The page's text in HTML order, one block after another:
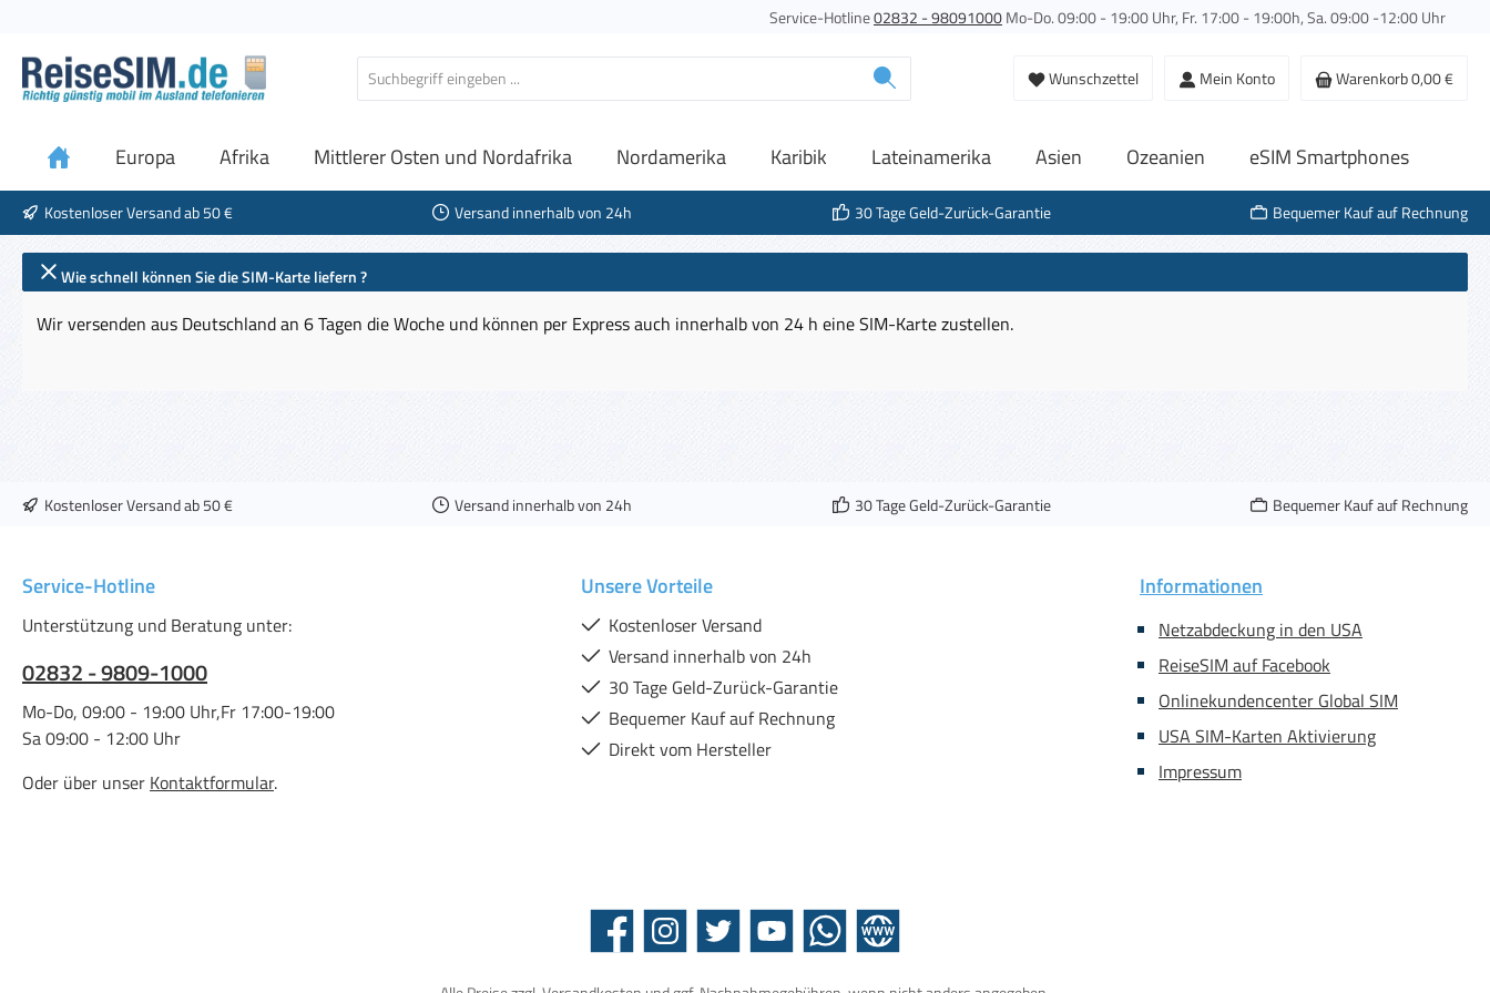
Service-Hotline02832 - 98091000Mo-Do. 09:00 - 19:00 Uhr, Fr. 17:00 - 19:00h, Sa. 09:00 -12:00 Uhr
WunschzettelDu hast 0 Produkte auf dem Merkzettel
Mein Konto Warenkorb0,00 €
Europa Afrika Mittlerer Osten und Nordafrika Nordamerika Karibik Lateinamerika Asien Ozeanien eSIM Smartphones
Kostenloser Versand ab 50 € Versand innerhalb von 24h 30 Tage Geld-Zurück-Garantie Bequemer Kauf auf Rechnung
Wie schnell können Sie die SIM-Karte liefern ?
Wir versenden aus Deutschland an 6 Tagen die Woche und können per Express auch innerhalb von 24 h eine SIM-Karte zustellen.
Kostenloser Versand ab 50 € Versand innerhalb von 24h 30 Tage Geld-Zurück-Garantie Bequemer Kauf auf Rechnung
Service-Hotline
Unterstützung und Beratung unter:
02832 - 9809-1000
Mo-Do, 09:00 - 19:00 Uhr,Fr 17:00-19:00
Sa 09:00 - 12:00 Uhr
Oder über unser Kontaktformular.
Unsere Vorteile
Kostenloser Versand
Versand innerhalb von 24h
30 Tage Geld-Zurück-Garantie
Bequemer Kauf auf Rechnung
Direkt vom Hersteller
Informationen
Netzabdeckung in den USA
ReiseSIM auf Facebook
Onlinekundencenter Global SIM
USA SIM-Karten Aktivierung
Impressum
Facebook Instagram Twitter YouTube WhatsAppWebsite